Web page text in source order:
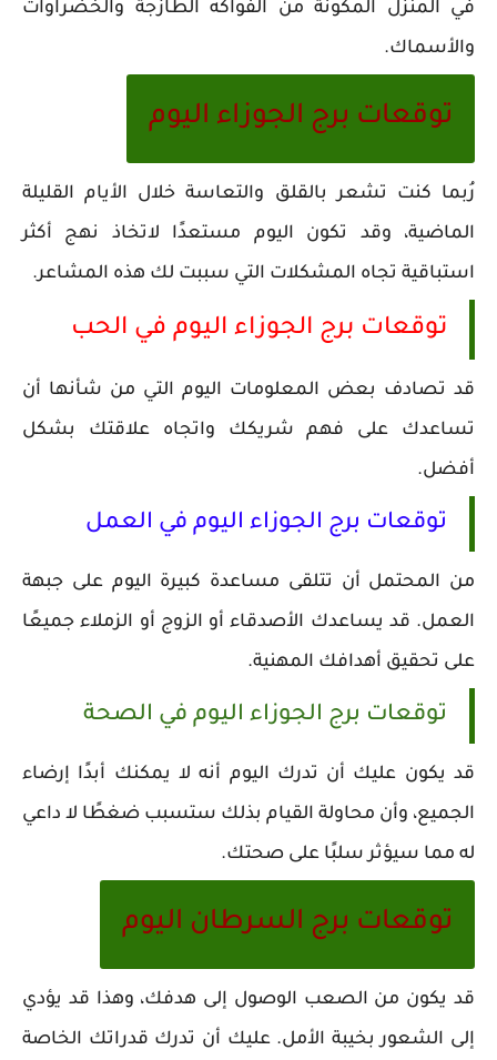
في المنزل المكونة من الفواكه الطازجة والخضراوات
والأسماك.
توقعات برج الجوزاء اليوم
رُبما كنت تشعر بالقلق والتعاسة خلال الأيام القليلة
الماضية، وقد تكون اليوم مستعدًا لاتخاذ نهج أكثر
استباقية تجاه المشكلات التي سببت لك هذه المشاعر.
توقعات برج الجوزاء اليوم في الحب
قد تصادف بعض المعلومات اليوم التي من شأنها أن
تساعدك على فهم شريكك واتجاه علاقتك بشكل
أفضل.
توقعات برج الجوزاء اليوم في العمل
من المحتمل أن تتلقى مساعدة كبيرة اليوم على جبهة
العمل. قد يساعدك الأصدقاء أو الزوج أو الزملاء جميعًا
على تحقيق أهدافك المهنية.
توقعات برج الجوزاء اليوم في الصحة
قد يكون عليك أن تدرك اليوم أنه لا يمكنك أبدًا إرضاء
الجميع، وأن محاولة القيام بذلك ستسبب ضغطًا لا داعي
له مما سيؤثر سلبًا على صحتك.
توقعات برج السرطان اليوم
قد يكون من الصعب الوصول إلى هدفك، وهذا قد يؤدي
إلى الشعور بخيبة الأمل. عليك أن تدرك قدراتك الخاصة